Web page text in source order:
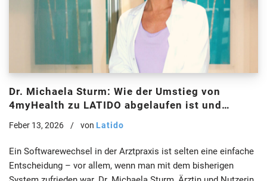
Dr. Michaela Sturm: Wie der Umstieg von
4myHealth zu LATIDO abgelaufen ist und
Software spricht
Feber 13, 2026 von Latido
Ein Softwarewechsel in der Arztpraxis ist selten eine einfache
Entscheidung – vor allem, wenn man mit dem bisherigen